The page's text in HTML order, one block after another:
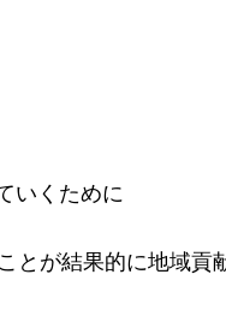
いくために
結果的に地域貢献